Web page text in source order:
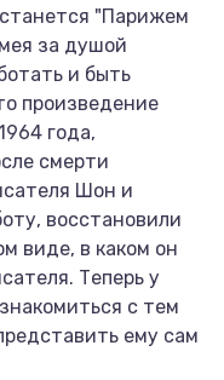
"Парижем
за душой
и быть
произведение
года,
смерти
Шон и
восстановили
виде, в каком он
Теперь у
с тем
ему сам